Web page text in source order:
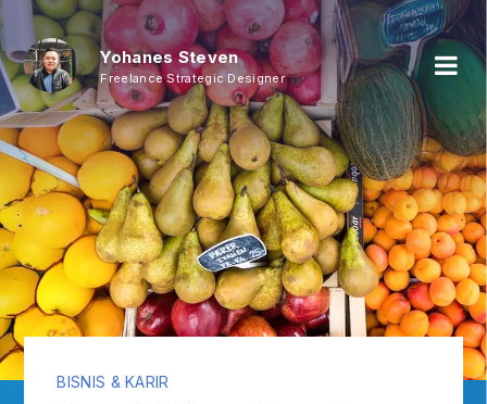
Yohanes Steven
Freelance Strategic Designer
BISNIS & KARIR